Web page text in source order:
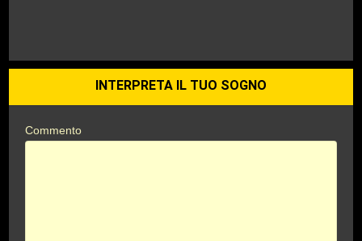
INTERPRETA IL TUO SOGNO
Commento